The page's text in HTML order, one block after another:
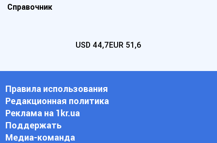
Справочник
USD 44,7EUR 51,6
Правила использования
Редакционная политика
Реклама на 1kr.ua
Поддержать
Медиа-команда